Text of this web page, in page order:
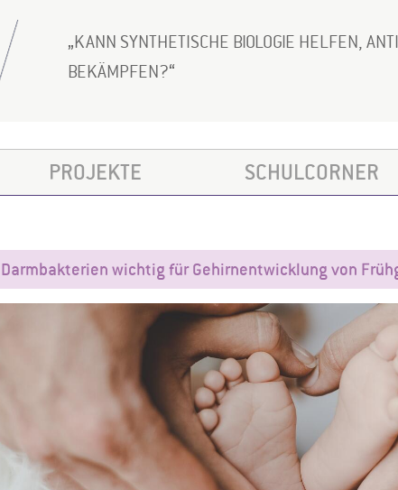
KANN SYNTHETISCHE BIOLOGIE HELFEN,
BEKÄMPFEN?
PROJEKTE SCHULCORNER
Darmbakterien wichtig für Gehirnentwicklung von